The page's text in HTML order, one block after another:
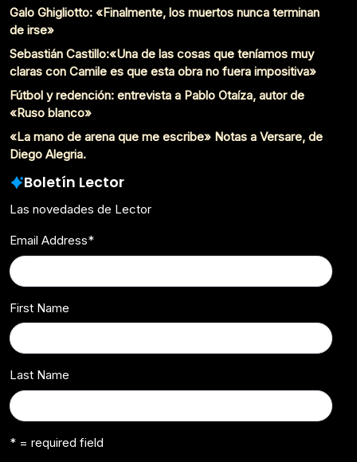
Galo Ghigliotto: «Finalmente, los muertos nunca terminan
de irse»
Sebastián Castillo:«Una de las cosas que teníamos muy
claras con Camile es que esta obra no fuera impositiva»
Fútbol y redención: entrevista a Pablo Otaíza, autor de
«Ruso blanco»
«La mano de arena que me escribe» Notas a Versare, de
Diego Alegria.
Boletín Lector
Las novedades de Lector
Email Address*
First Name
Last Name
* = required field